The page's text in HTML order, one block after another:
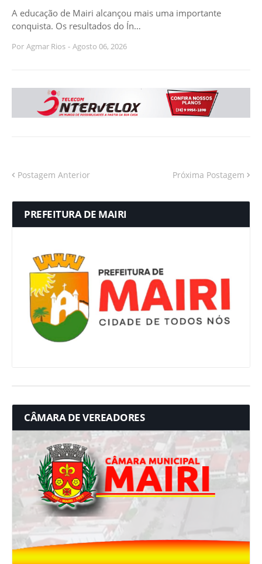
A educação de Mairi alcançou mais uma importante
conquista. Os resultados do Ín…
Por Agmar Rios - Agosto 06, 2026
Postagem Anterior Próxima Postagem
PREFEITURA DE MAIRI
CÂMARA DE VEREADORES